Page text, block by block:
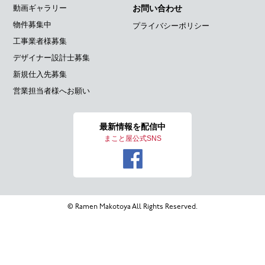
動画ギャラリー
物件募集中
工事業者様募集
デザイナー設計士募集
新規仕入先募集
営業担当者様へお願い
お問い合わせ
プライバシーポリシー
最新情報を配信中
まこと屋公式SNS
© Ramen Makotoya All Rights Reserved.